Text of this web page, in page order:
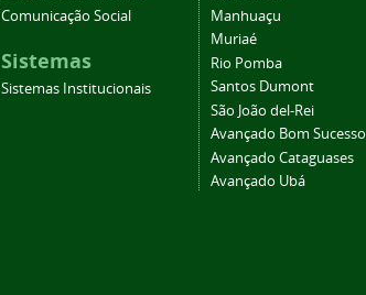
Comunicação Social
Sistemas
Sistemas Institucionais
Manhuaçu
Muriaé
Rio Pomba
Santos Dumont
São João del-Rei
Avançado Bom Sucesso
Avançado Cataguases
Avançado Ubá